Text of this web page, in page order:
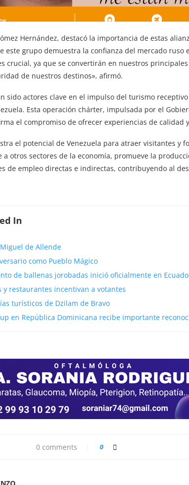
Hernández, destacó la importancia de estas
este grupo demuestra la confianza del mercado ruso
crucial, ya que se convertirán en nuestros
de nuestros destinos», afirmó.
sido actores clave en el impulso del turismo
Esta operación chárter, impulsada por el
el compromiso de ofrecer experiencias de calidad
el potencial de Venezuela para atraer visitantes y
otros sectores de la economía, promueve la
de empleo directas e indirectas, contribuyendo al
In
de Allende
como Pueblo Mágico
de ballenas jorobadas inició oficialmente en
y restaurantes incentivan a votantes
turísticos de Dzilam de Bravo
en República Dominicana recibe importante
0 comments 0